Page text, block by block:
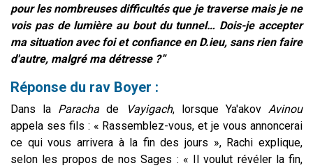
pour les nombreuses difficultés que je traverse mais je ne
vois pas de lumière au bout du tunnel… Dois-je accepter
ma situation avec foi et confiance en D.ieu, sans rien faire
d'autre, malgré ma détresse ?”
Réponse du rav Boyer :
Dans la Paracha de Vayigach, lorsque Ya'akov Avinou
appela ses fils : « Rassemblez-vous, et je vous annoncerai
ce qui vous arrivera à la fin des jours », Rachi explique,
selon les propos de nos Sages : « Il voulut révéler la fin,